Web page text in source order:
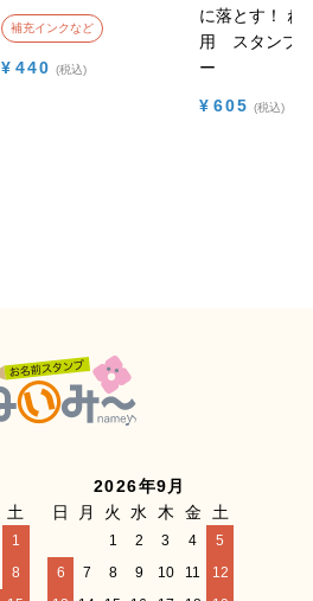
補充インクなど
¥ 440 税込
に落とす！
ね
用 スタンプ
ー
¥ 605 税込
土
1
8
2026年9月
日
月 火 水 木 金 土
1 2 3 4
5
6
7 8 9 10 11
12